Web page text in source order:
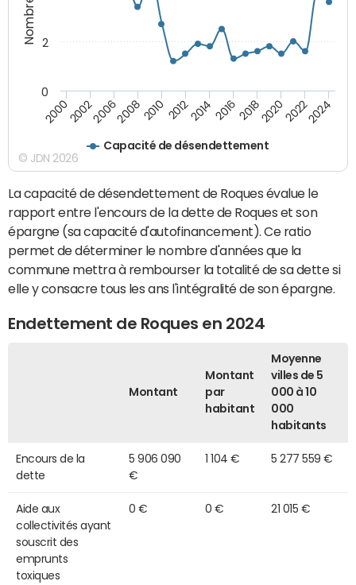
Capacité de désendettement
20002002200620082010 2012201420162018202020222024
0
2
© JDN 2026
La capacité de désendettement de Roques évalue le
rapport entre l'encours de la dette de Roques et son
épargne (sa capacité d'autofinancement). Ce ratio
permet de déterminer le nombre d'années que la
commune mettra à rembourser la totalité de sa dette si
elle y consacre tous les ans l'intégralité de son épargne.
Endettement de Roques en 2024
Montant
Montant
par
habitant
Moyenne
villes de 5
000 à 10
000
habitants
Encours de la
dette
5 906 090
€
1 104 € 5 277 559 €
Aide aux
collectivités ayant
souscrit des
emprunts
toxiques
0 € 0 € 21 015 €